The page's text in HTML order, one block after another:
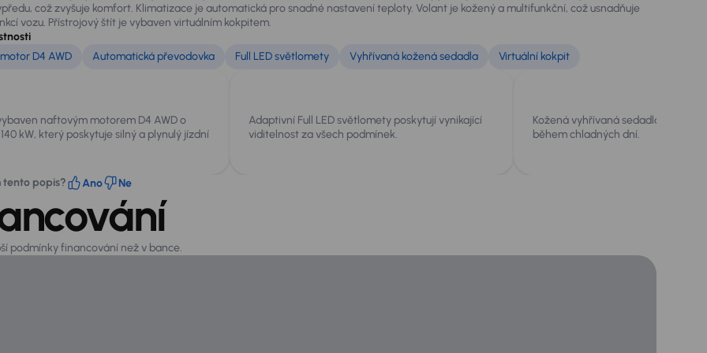
což zvyšuje komfort. Klimatizace je automatická pro snadné nastavení teploty. Volant je kožený a multifunkční, což usnadňuje
vozu. Přístrojový štít je vybaven virtuálním kokpitem.
D4 AWD
Automatická převodovka Full LED světlomety Vyhřívaná kožená sedadla Virtuální kokpit
naftovým motorem D4 AWD o
kW, který poskytuje silný a plynulý jízdní
Adaptivní Full LED světlomety poskytují vynikající
viditelnost za všech podmínek.
Kožená vyhřívaná sedadla vpředu
během chladných dní.
tento popis? Ano Ne
podmínky financování než v bance.